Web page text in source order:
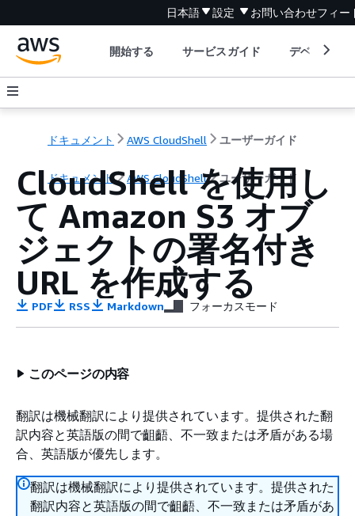
日本語 設定 お問い合わせフィー
開始する サービスガイド デベロッパ
ドキュメント AWS CloudShell ユーザーガイド
ドキュメント AWS CloudShell ユーザーガイド
CloudShell を使用し
て Amazon S3 オブ
ジェクトの署名付き
URL を作成する
PDF RSS Markdown フォーカスモード
このページの内容
翻訳は機械翻訳により提供されています。提供された翻
訳内容と英語版の間で齟齬、不一致または矛盾がある場
合、英語版が優先します。
翻訳は機械翻訳により提供されています。提供された
翻訳内容と英語版の間で齟齬、不一致または矛盾があ